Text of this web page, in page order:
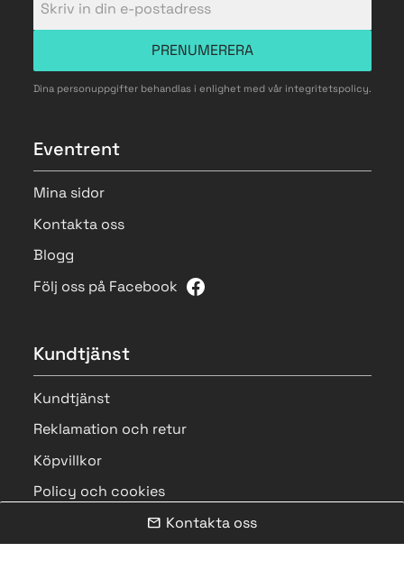
PRENUMERERA
Dina personuppgifter behandlas i enlighet med vår integritetspolicy.
Eventrent
Mina sidor
Kontakta oss
Blogg
Följ oss på Facebook
Kundtjänst
Kundtjänst
Reklamation och retur
Köpvillkor
Policy och cookies
mail Kontakta oss